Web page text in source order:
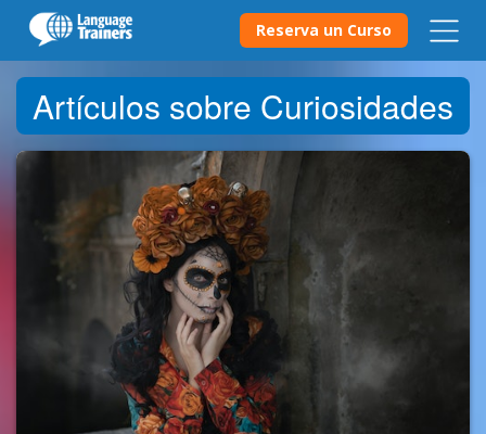
Reserva un Curso
Artículos sobre Curiosidades